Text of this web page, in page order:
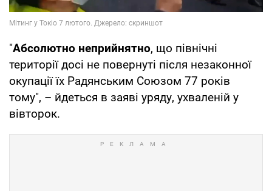
"Абсолютно неприйнятно, що північні
території досі не повернуті після незаконної
окупації їх Радянським Союзом 77 років
тому", – йдеться в заяві уряду, ухваленій у
вівторок.